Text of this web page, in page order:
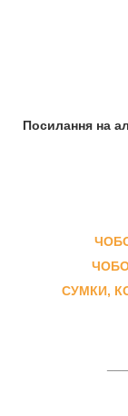
Посилання на
СУМКИ,